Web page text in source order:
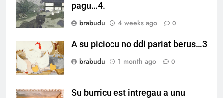
pagu…4.
brabudu
4 weeks ago 0
A su piciocu no ddi pariat berus…3
brabudu
1 month ago 0
Su burricu est intregau a unu